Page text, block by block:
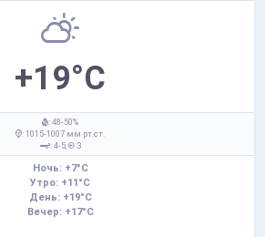
+19°C
: 48-50%
: 1015-1007 мм рт.ст.
: 4-5,
З
Ночь: +7°C
Утро: +11°C
День: +19°C
Вечер: +17°C